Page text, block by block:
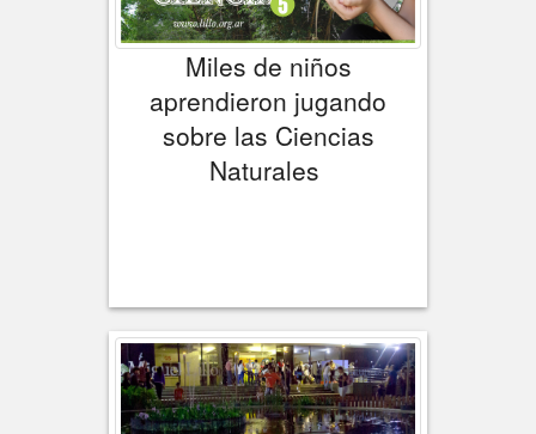
Miles de niños
aprendieron jugando
sobre las Ciencias
Naturales